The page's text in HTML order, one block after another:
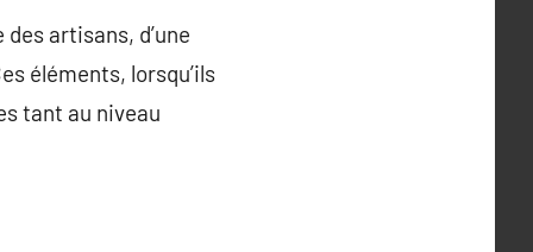
artisans, d’une
éléments, lorsqu’ils
tant au niveau